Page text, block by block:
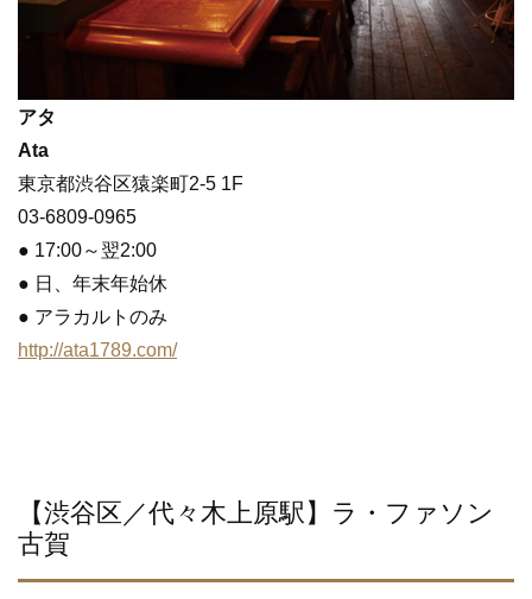
アタ
Ata
東京都渋谷区猿楽町2-5 1F
03-6809-0965
● 17:00～翌2:00
● 日、年末年始休
● アラカルトのみ
http://ata1789.com/
【渋谷区／代々木上原駅】ラ・ファソン
古賀